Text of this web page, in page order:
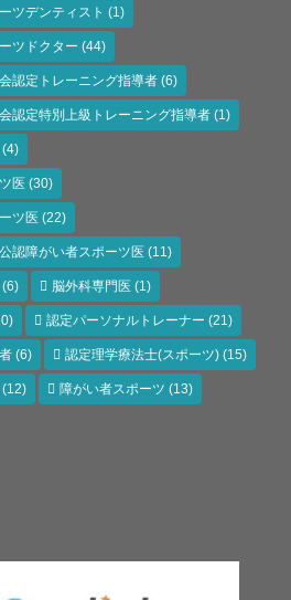
ツデンティスト (1)
ツドクター (44)
認定トレーニング指導者 (6)
認定特別上級トレーニング指導者 (1)
(4)
医 (30)
ツ医 (22)
認障がい者スポーツ医 (11)
(6) 脳外科専門医 (1)
認定パーソナルトレーナー (21)
(6) 認定理学療法士(スポーツ) (15)
(12) 障がい者スポーツ (13)